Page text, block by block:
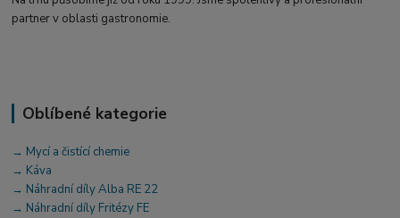
partner v oblasti gastronomie.
Oblíbené kategorie
→ Mycí a čistící chemie
→ Káva
→ Náhradní díly Alba RE 22
→ Náhradní díly Fritézy FE